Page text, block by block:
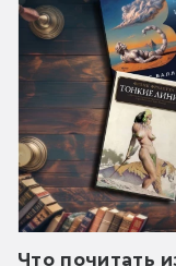
Что почитать